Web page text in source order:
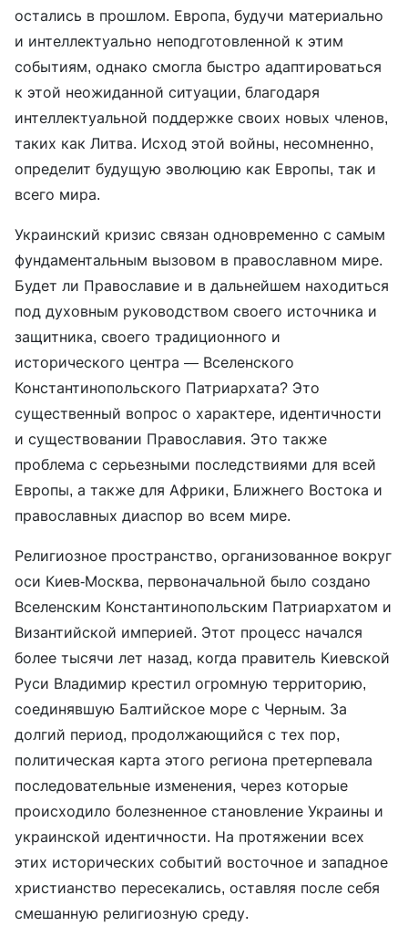
остались в прошлом. Европа, будучи материально
и интеллектуально неподготовленной к этим
событиям, однако смогла быстро адаптироваться
к этой неожиданной ситуации, благодаря
интеллектуальной поддержке своих новых членов,
таких как Литва. Исход этой войны, несомненно,
определит будущую эволюцию как Европы, так и
всего мира.
Украинский кризис связан одновременно с самым
фундаментальным вызовом в православном мире.
Будет ли Православие и в дальнейшем находиться
под духовным руководством своего источника и
защитника, своего традиционного и
исторического центра — Вселенского
Константинопольского Патриархата? Это
существенный вопрос о характере, идентичности
и существовании Православия. Это также
проблема с серьезными последствиями для всей
Европы, а также для Африки, Ближнего Востока и
православных диаспор во всем мире.
Религиозное пространство, организованное вокруг
оси Киев-Москва, первоначальной было создано
Вселенским Константинопольским Патриархатом и
Византийской империей. Этот процесс начался
более тысячи лет назад, когда правитель Киевской
Руси Владимир крестил огромную территорию,
соединявшую Балтийское море с Черным. За
долгий период, продолжающийся с тех пор,
политическая карта этого региона претерпевала
последовательные изменения, через которые
происходило болезненное становление Украины и
украинской идентичности. На протяжении всех
этих исторических событий восточное и западное
христианство пересекались, оставляя после себя
смешанную религиозную среду.